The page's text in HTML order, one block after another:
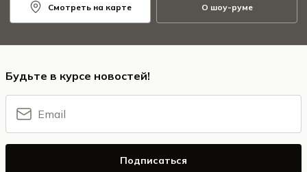
Смотреть на карте О шоу-руме
Будьте в курсе новостей!
Подписаться